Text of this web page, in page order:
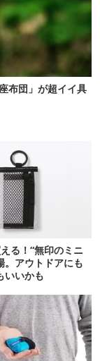
布団」が超イイ具
る！“無印のミニ
。アウトドアにも
いいかも